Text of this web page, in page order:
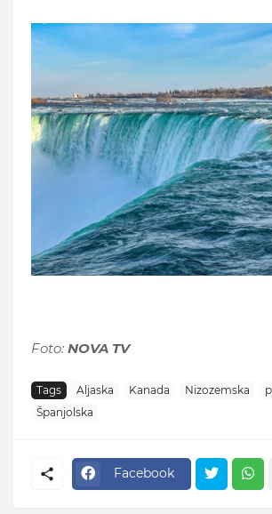
Foto: NOVA TV
Tags Aljaska Kanada Nizozemska
Španjolska
Facebook